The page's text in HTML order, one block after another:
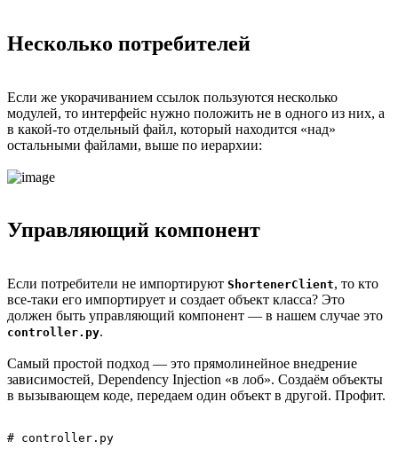
Несколько потребителей
Если же укорачиванием ссылок пользуются несколько
модулей, то интерфейс нужно положить не в одного из них, а
в какой-то отдельный файл, который находится «над»
остальными файлами, выше по иерархии:
Управляющий компонент
Если потребители не импортируют ShortenerClient, то кто
все-таки его импортирует и создает объект класса? Это
должен быть управляющий компонент — в нашем случае это
controller.py.
Самый простой подход — это прямолинейное внедрение
зависимостей, Dependency Injection «в лоб». Создаём объекты
в вызывающем коде, передаем один объект в другой. Профит.
# controller.py